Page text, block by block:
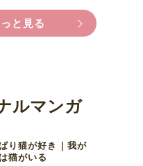
と見る
ルマンガ
り猫が好き｜我が
猫がいる